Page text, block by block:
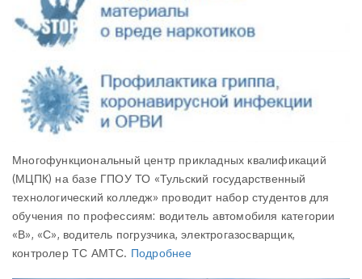
Многофункциональный центр прикладных квалификаций
(МЦПК) на базе ГПОУ ТО «Тульский государственный
технологический колледж» проводит набор студентов для
обучения по профессиям: водитель автомобиля категории
«В», «С», водитель погрузчика, электрогазосварщик,
контролер ТС АМТС. Подробнее